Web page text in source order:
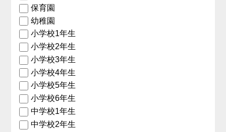
保育園
幼稚園
小学校1年生
小学校2年生
小学校3年生
小学校4年生
小学校5年生
小学校6年生
中学校1年生
中学校2年生